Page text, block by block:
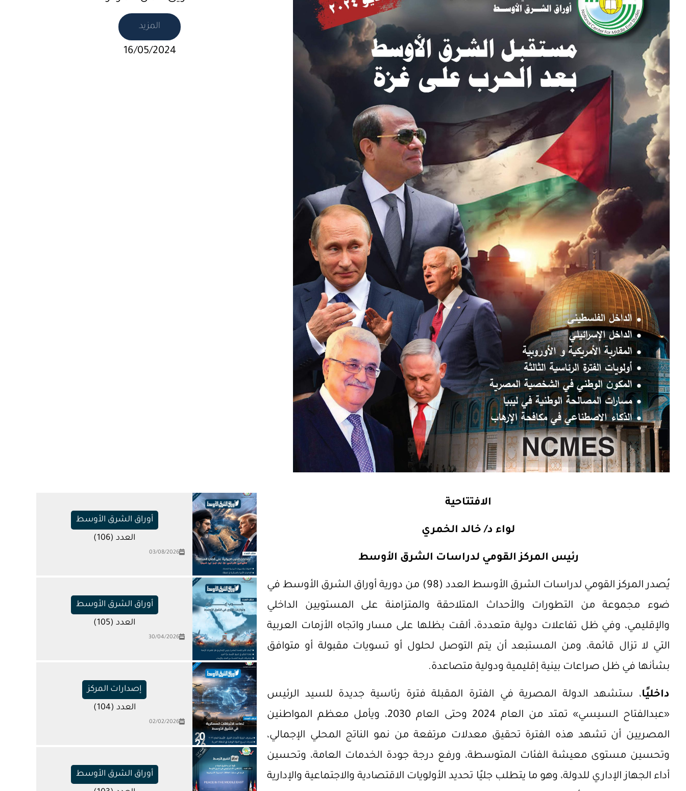
المزيد
16/05/2024
الافتتاحية
لواء د/ خالد الخمري
رئيس المركز القومي لدراسات الشرق الأوسط
يُصدر المركز القومي لدراسات الشرق الأوسط العدد (98) من دورية أوراق الشرق الأوسط في
ضوء مجموعة من التطورات والأحداث المتلاحقة والمتزامنة على المستويين الداخلي
والإقليمي، وفي ظل تفاعلات دولية متعددة، ألقت بظلها على مسار واتجاه الأزمات العربية
التي لا تزال قائمة، ومن المستبعد أن يتم التوصل لحلول أو تسويات مقبولة أو متوافق
بشأنها في ظل صراعات بينية إقليمية ودولية متصاعدة.
داخليًا، ستشهد الدولة المصرية في الفترة المقبلة فترة رئاسية جديدة للسيد الرئيس
«عبدالفتاح السيسي» تمتد من العام 2024 وحتى العام 2030، ويأمل معظم المواطنين
المصريين أن تشهد هذه الفترة تحقيق معدلات مرتفعة من نمو الناتج المحلي الإجمالي،
وتحسين مستوى معيشة الفئات المتوسطة، ورفع درجة جودة الخدمات العامة، وتحسين
أداء الجهاز الإداري للدولة، وهو ما يتطلب جليًا تحديد الأولويات الاقتصادية والاجتماعية والإدارية
أوراق الشرق الأوسط
العدد (106)
03/08/2026
أوراق الشرق الأوسط
العدد (105)
30/04/2026
إصدارات المركز
العدد (104)
02/02/2026
أوراق الشرق الأوسط